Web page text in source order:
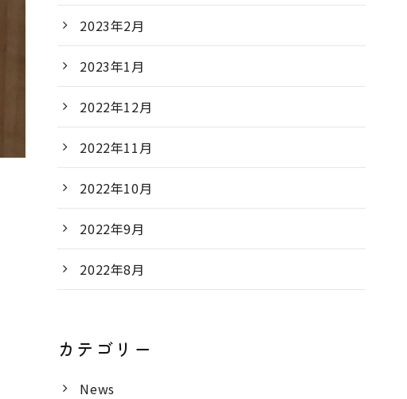
2023年2月
2023年1月
2022年12月
2022年11月
2022年10月
2022年9月
2022年8月
カテゴリー
News